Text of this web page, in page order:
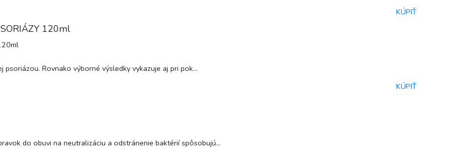
KÚPIŤ
120ml
Rovnako výborné výsledky vykazuje aj pri pok...
KÚPIŤ
do obuvi na neutralizáciu a odstránenie baktérií spôsobujú...